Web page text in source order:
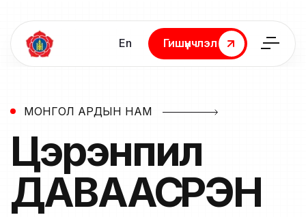
En
Гишүүнчлэл
Гишүүнчлэл
МОНГОЛ АРДЫН НАМ
Цэрэнпил
ДАВААСҮРЭН